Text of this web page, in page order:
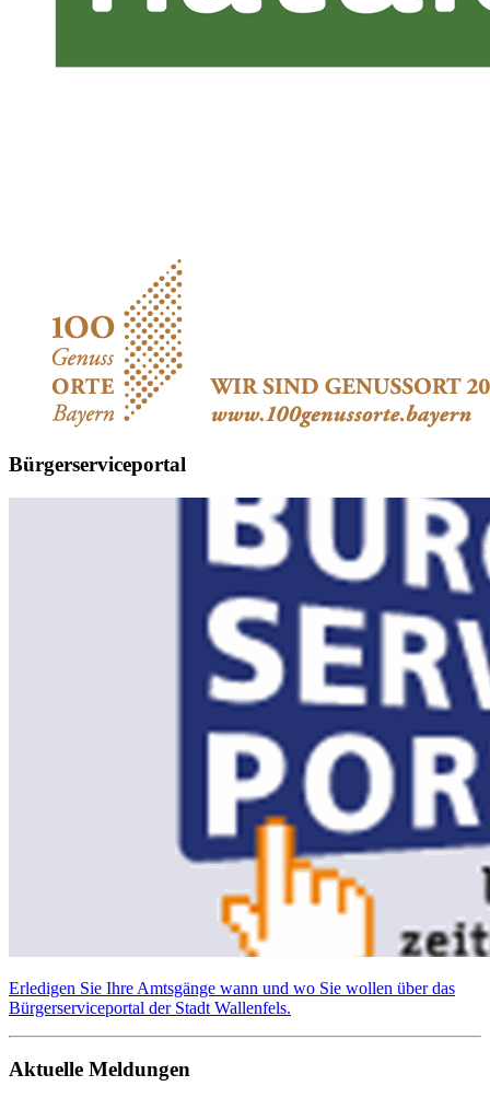
Bürgerserviceportal
Erledigen Sie Ihre Amtsgänge wann und wo Sie wollen über das
Bürgerserviceportal der Stadt Wallenfels.
Aktuelle Meldungen